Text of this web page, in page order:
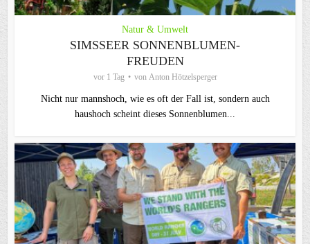
Natur & Umwelt
SIMSSEER SONNENBLUMEN-
FREUDEN
vor 1 Tag von Anton Hötzelsperger
Nicht nur mannshoch, wie es oft der Fall ist, sondern auch
haushoch scheint dieses Sonnenblumen...